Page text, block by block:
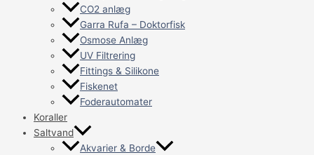
CO2 anlæg
Garra Rufa – Doktorfisk
Osmose Anlæg
UV Filtrering
Fittings & Silikone
Fiskenet
Foderautomater
Koraller
Saltvand
Akvarier & Borde